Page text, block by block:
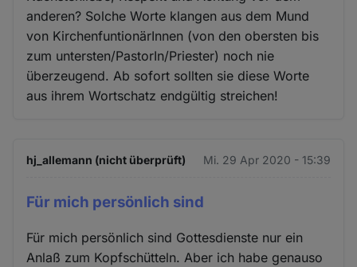
anderen? Solche Worte klangen aus dem Mund
von KirchenfuntionärInnen (von den obersten bis
zum untersten/PastorIn/Priester) noch nie
überzeugend. Ab sofort sollten sie diese Worte
aus ihrem Wortschatz endgültig streichen!
hj_allemann (nicht überprüft) Mi. 29 Apr 2020 - 15:39
Für mich persönlich sind
Für mich persönlich sind Gottesdienste nur ein
Anlaß zum Kopfschütteln. Aber ich habe genauso